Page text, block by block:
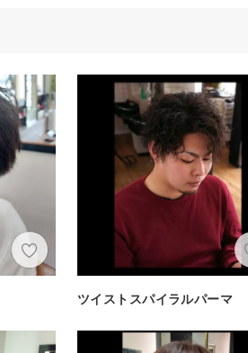
ツイストスパイラルパーマ